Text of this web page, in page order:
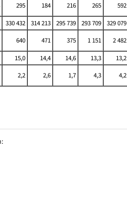
295 184 216 265 592
330 432 314 213 295 739 293 709 329 079
640 471 375 1 151 2 482
15,0 14,4 14,6 13,3 13,2
2,2 2,6 1,7 4,3 4,2